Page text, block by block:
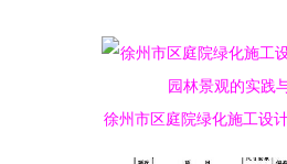
徐州市区庭院绿化施工设